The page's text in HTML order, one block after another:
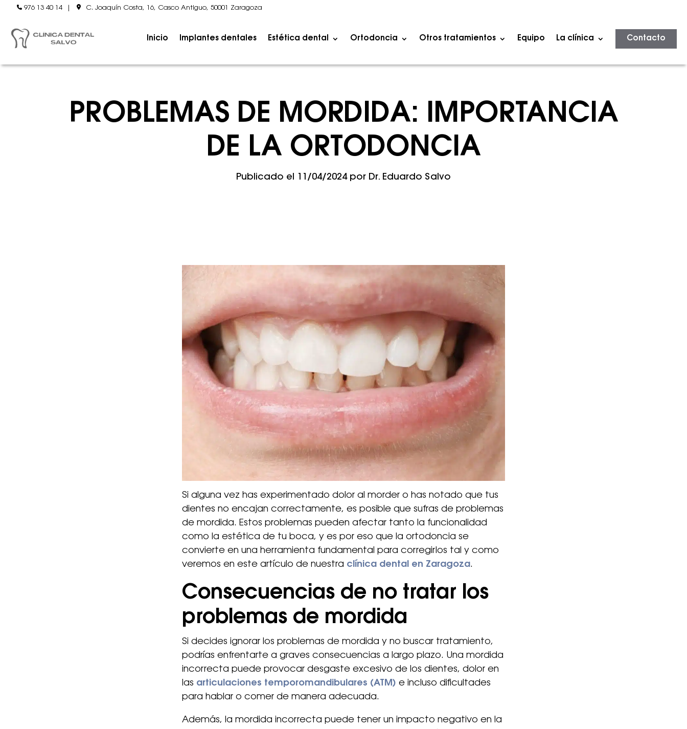
976 13 40 14 C. Joaquín Costa, 16, Casco Antiguo, 50001 Zaragoza
Inicio Implantes dentales Estética dental Ortodoncia Otros tratamientos Equipo La clínica Contacto
PROBLEMAS DE MORDIDA: IMPORTANCIA
DE LA ORTODONCIA
Publicado el 11/04/2024por Dr. Eduardo Salvo
Si alguna vez has experimentado dolor al morder o has notado que tus
dientes no encajan correctamente, es posible que sufras de problemas
de mordida. Estos problemas pueden afectar tanto la funcionalidad
como la estética de tu boca, y es por eso que la ortodoncia se
convierte en una herramienta fundamental para corregirlos tal y como
veremos en este artículo de nuestra clínica dental en Zaragoza.
Consecuencias de no tratar los
problemas de mordida
Si decides ignorar los problemas de mordida y no buscar tratamiento,
podrías enfrentarte a graves consecuencias a largo plazo. Una mordida
incorrecta puede provocar desgaste excesivo de los dientes, dolor en
las articulaciones temporomandibulares (ATM) e incluso dificultades
para hablar o comer de manera adecuada.
Además, la mordida incorrecta puede tener un impacto negativo en la